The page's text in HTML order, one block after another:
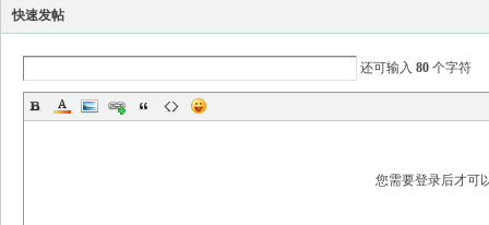
快速发帖
还可输入 80 个字符
您需要登录后才可